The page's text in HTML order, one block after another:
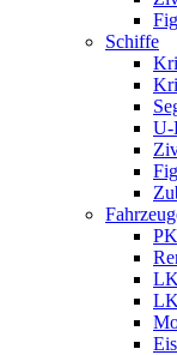
Schiffe
U-